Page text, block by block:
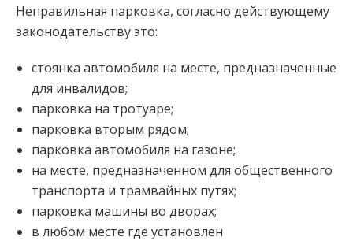
Неправильная парковка, согласно действующему
законодательству это:
стоянка автомобиля на месте, предназначенные
для инвалидов;
парковка на тротуаре;
парковка вторым рядом;
парковка автомобиля на газоне;
на месте, предназначенном для общественного
транспорта и трамвайных путях;
парковка машины во дворах;
в любом месте где установлен